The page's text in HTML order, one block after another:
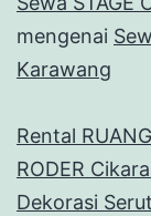
mengenai
Karawang
Rental
RODER
Dekorasi